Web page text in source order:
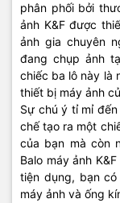
phân phối bởi
ảnh K&F được
ảnh gia chuyên
đang chụp ảnh
chiếc ba lô này là
thiết bị máy ảnh
Sự chú ý tỉ mỉ
chế tạo ra một
của bạn mà còn
Balo máy ảnh
tiện dụng, bạn
máy ảnh và ống